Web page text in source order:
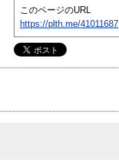
このページのURL
https://plth.me/41011687